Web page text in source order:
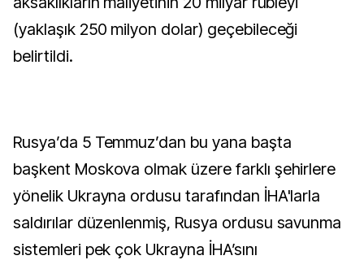
(yaklaşık 250 milyon dolar) geçebileceği
belirtildi.
Rusya’da 5 Temmuz’dan bu yana başta
başkent Moskova olmak üzere farklı şehirlere
yönelik Ukrayna ordusu tarafından İHA'larla
saldırılar düzenlenmiş, Rusya ordusu savunma
sistemleri pek çok Ukrayna İHA’sını